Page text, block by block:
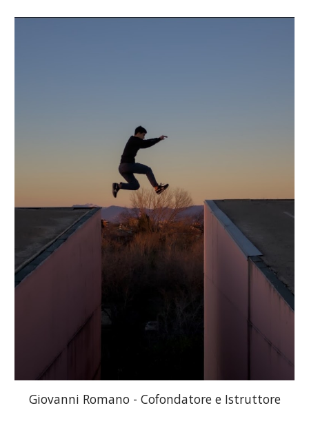
Giovanni Romano - Cofondatore e Istruttore